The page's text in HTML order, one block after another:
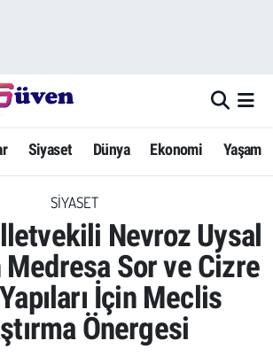
Siyaset Dünya Ekonomi Yaşam
SIYASET
Nevroz Uysal
Medresa Sor ve Cizre
İçin Meclis
Önergesi
Durumu ve Fikstür